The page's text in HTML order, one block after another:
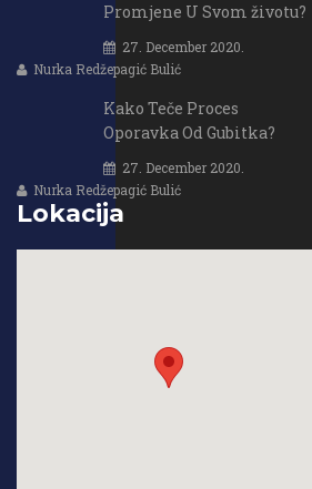
Promjene U Svom životu?
27. December 2020.
Nurka Redžepagić Bulić
Kako Teče Proces
Oporavka Od Gubitka?
27. December 2020.
Nurka Redžepagić Bulić
Lokacija